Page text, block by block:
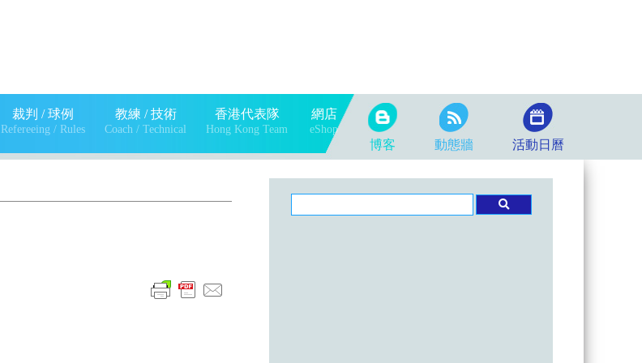
裁判 / 球例
Refereeing / Rules
教練 / 技術
Coach / Technical
香港代表隊
Hong Kong Team
網店
eShop
博客 動態牆 活動日曆